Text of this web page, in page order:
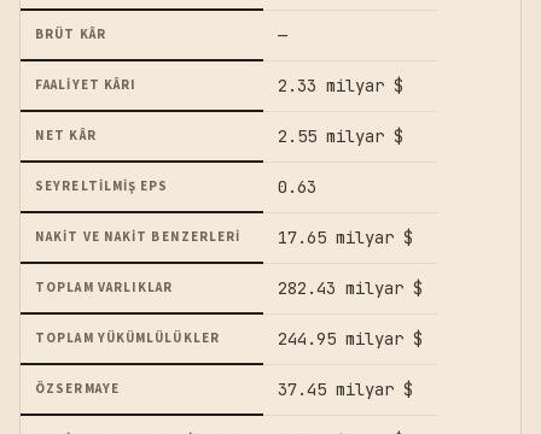
BRÜT KÂR —
FAALIYET KÂRI 2.33 milyar $
NET KÂR 2.55 milyar $
SEYRELTILMIŞ EPS 0.63
NAKIT VE NAKIT BENZERLERI 17.65 milyar $
TOPLAM VARLIKLAR 282.43 milyar $
TOPLAM YÜKÜMLÜLÜKLER 244.95 milyar $
ÖZSERMAYE 37.45 milyar $